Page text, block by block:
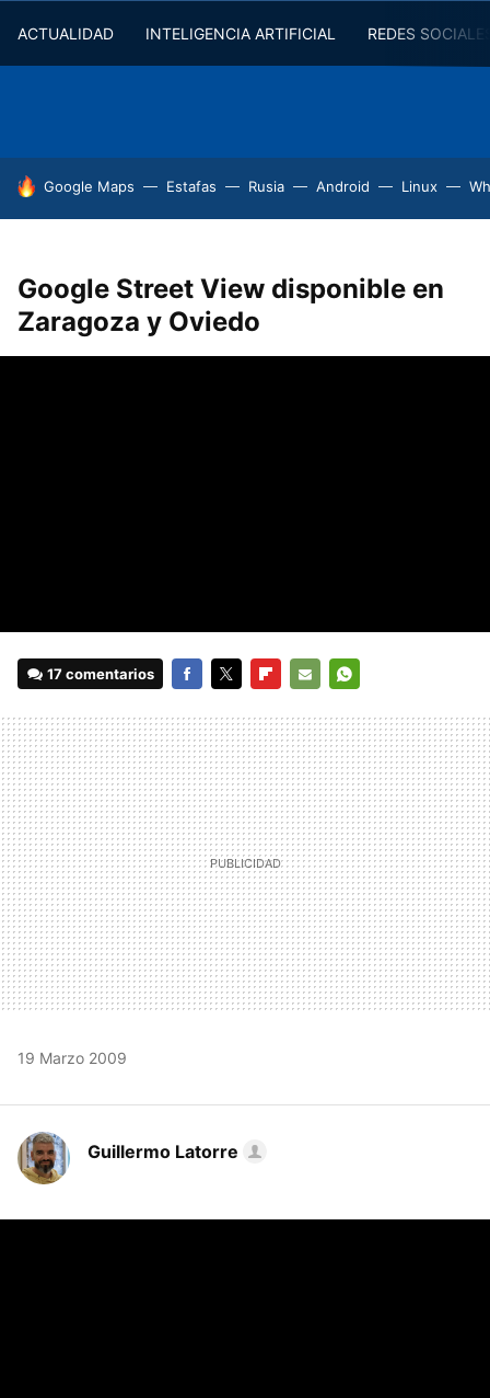
ACTUALIDAD INTELIGENCIA ARTIFICIAL REDES
HOY SE HABLA DE
Google Maps Estafas Rusia Android Linux
Google Street View disponible en
Zaragoza y Oviedo
17 comentarios
MAIL
19 Marzo 2009
Guillermo Latorre